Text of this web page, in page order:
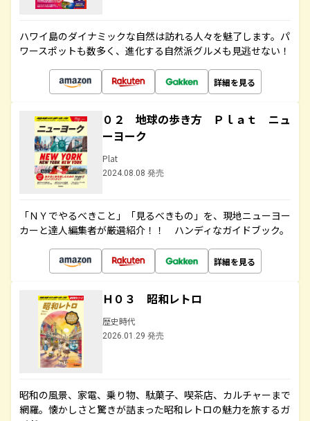
ハワイ島のダイナミックな自然は訪れる人々を魅了します。パ
ワースポットも数多く、進化する自然派グルメも見逃せない！
詳細を見る
０２ 地球の歩き方 Ｐｌａｔ ニュ
ーヨーク
Plat
2024.08.08 発売
「ＮＹでやるべきこと」「見るべきもの」を、現地ニューヨー
カーと達人編集者が厳選紹介！！ ハンディなガイドブック。
詳細を見る
Ｈ０３ 昭和レトロ
歴史時代
2026.01.29 発売
昭和の風景、家電、乗り物、駄菓子、喫茶店、カルチャーまで
網羅。懐かしさと驚きが詰まった昭和レトロの魅力を旅するガ